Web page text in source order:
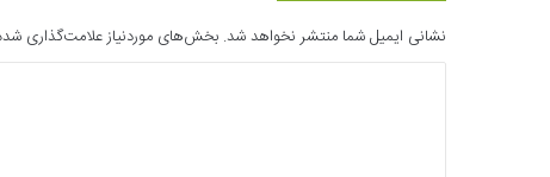
نشانی ایمیل شما منتشر نخواهد شد. بخش‌های موردنیاز علامت‌گذاری